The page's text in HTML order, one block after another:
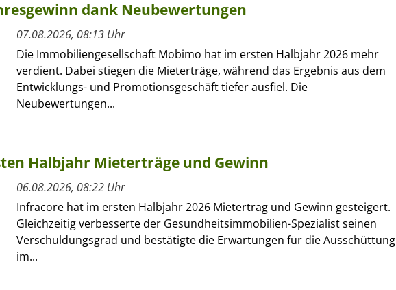
dank Neubewertungen
07.08.2026, 08:13 Uhr
Die Immobiliengesellschaft Mobimo hat im ersten Halbjahr 2026 mehr
verdient. Dabei stiegen die Mieterträge, während das Ergebnis aus dem
Entwicklungs- und Promotionsgeschäft tiefer ausfiel. Die
Neubewertungen...
Halbjahr Mieterträge und Gewinn
06.08.2026, 08:22 Uhr
Infracore hat im ersten Halbjahr 2026 Mietertrag und Gewinn gesteigert.
Gleichzeitig verbesserte der Gesundheitsimmobilien-Spezialist seinen
Verschuldungsgrad und bestätigte die Erwartungen für die Ausschüttung
im...